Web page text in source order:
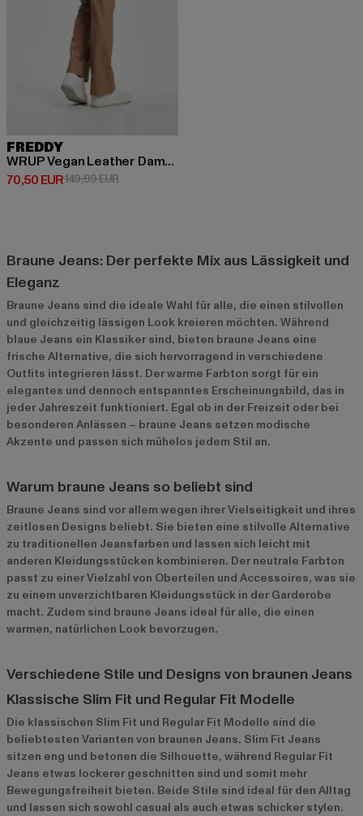
FREDDY
WRUP Vegan Leather Damen Push Up High Waist Cropped Wide Leg
70,50 EUR
Derzeitiger Preis: 70,50 EUR
149,99 EURAktionspreis: 149,99 EUR
Braune Jeans: Der perfekte Mix aus Lässigkeit und
Eleganz
Braune Jeans sind die ideale Wahl für alle, die einen stilvollen
und gleichzeitig lässigen Look kreieren möchten. Während
blaue Jeans ein Klassiker sind, bieten braune Jeans eine
frische Alternative, die sich hervorragend in verschiedene
Outfits integrieren lässt. Der warme Farbton sorgt für ein
elegantes und dennoch entspanntes Erscheinungsbild, das in
jeder Jahreszeit funktioniert. Egal ob in der Freizeit oder bei
besonderen Anlässen – braune Jeans setzen modische
Akzente und passen sich mühelos jedem Stil an.
Warum braune Jeans so beliebt sind
Braune Jeans sind vor allem wegen ihrer Vielseitigkeit und ihres
zeitlosen Designs beliebt. Sie bieten eine stilvolle Alternative
zu traditionellen Jeansfarben und lassen sich leicht mit
anderen Kleidungsstücken kombinieren. Der neutrale Farbton
passt zu einer Vielzahl von Oberteilen und Accessoires, was sie
zu einem unverzichtbaren Kleidungsstück in der Garderobe
macht. Zudem sind braune Jeans ideal für alle, die einen
warmen, natürlichen Look bevorzugen.
Verschiedene Stile und Designs von braunen Jeans
Klassische Slim Fit und Regular Fit Modelle
Die klassischen Slim Fit und Regular Fit Modelle sind die
beliebtesten Varianten von braunen Jeans. Slim Fit Jeans
sitzen eng und betonen die Silhouette, während Regular Fit
Jeans etwas lockerer geschnitten sind und somit mehr
Bewegungsfreiheit bieten. Beide Stile sind ideal für den Alltag
und lassen sich sowohl casual als auch etwas schicker stylen.